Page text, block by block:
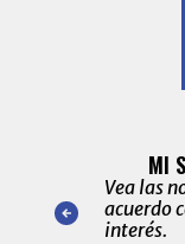
nuestro
para
MI
Vea las
acuerdo
interés.